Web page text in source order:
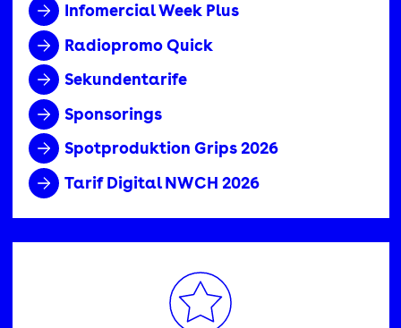
Infomercial Week Plus
Radiopromo Quick
Sekundentarife
Sponsorings
Spotproduktion Grips 2026
Tarif Digital NWCH 2026